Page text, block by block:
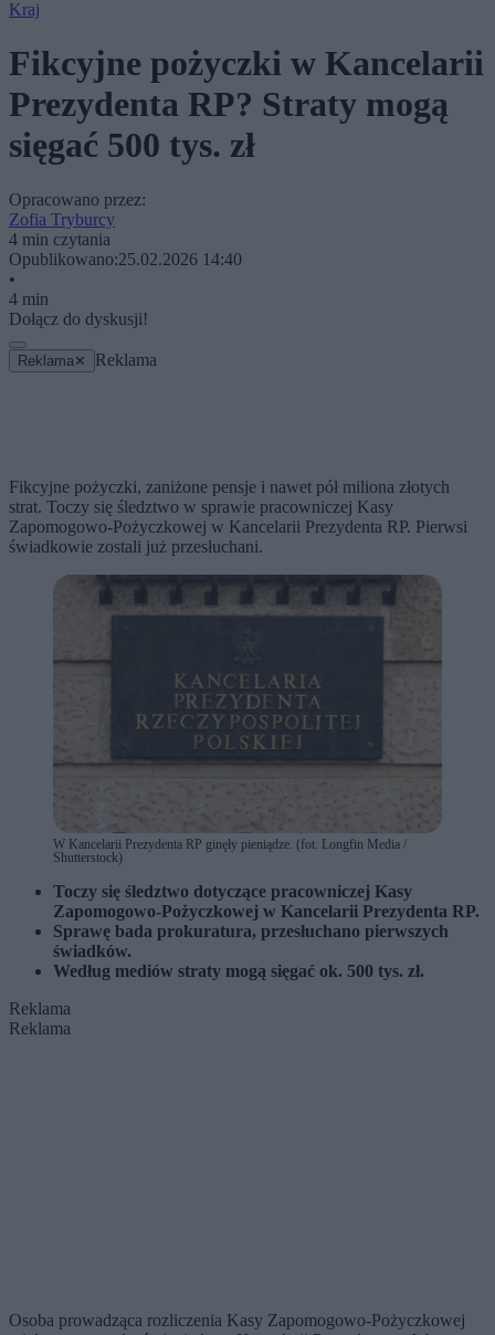
Kraj
Fikcyjne pożyczki w Kancelarii
Prezydenta RP? Straty mogą
sięgać 500 tys. zł
Opracowano przez:
Zofia Tryburcy
4 min czytania
Opublikowano:25.02.2026 14:40
•
4 min
Dołącz do dyskusji!
Reklama ✕ Reklama
Fikcyjne pożyczki, zaniżone pensje i nawet pół miliona złotych
strat. Toczy się śledztwo w sprawie pracowniczej Kasy
Zapomogowo-Pożyczkowej w Kancelarii Prezydenta RP. Pierwsi
świadkowie zostali już przesłuchani.
W Kancelarii Prezydenta RP ginęły pieniądze. (fot. Longfin Media /
Shutterstock)
Toczy się śledztwo dotyczące pracowniczej Kasy
Zapomogowo-Pożyczkowej w Kancelarii Prezydenta RP.
Sprawę bada prokuratura, przesłuchano pierwszych
świadków.
Według mediów straty mogą sięgać ok. 500 tys. zł.
Reklama
Reklama
Osoba prowadząca rozliczenia Kasy Zapomogowo-Pożyczkowej